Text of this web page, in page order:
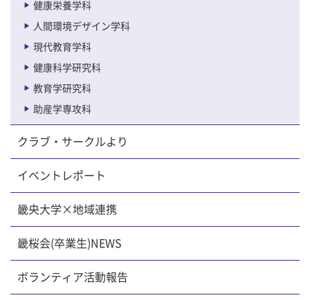
健康栄養学科
人間環境デザイン学科
現代教育学科
健康科学研究科
教育学研究科
助産学専攻科
クラブ・サークルより
イベントレポート
畿央大学×地域連携
畿桜会(卒業生)NEWS
ボランティア活動報告